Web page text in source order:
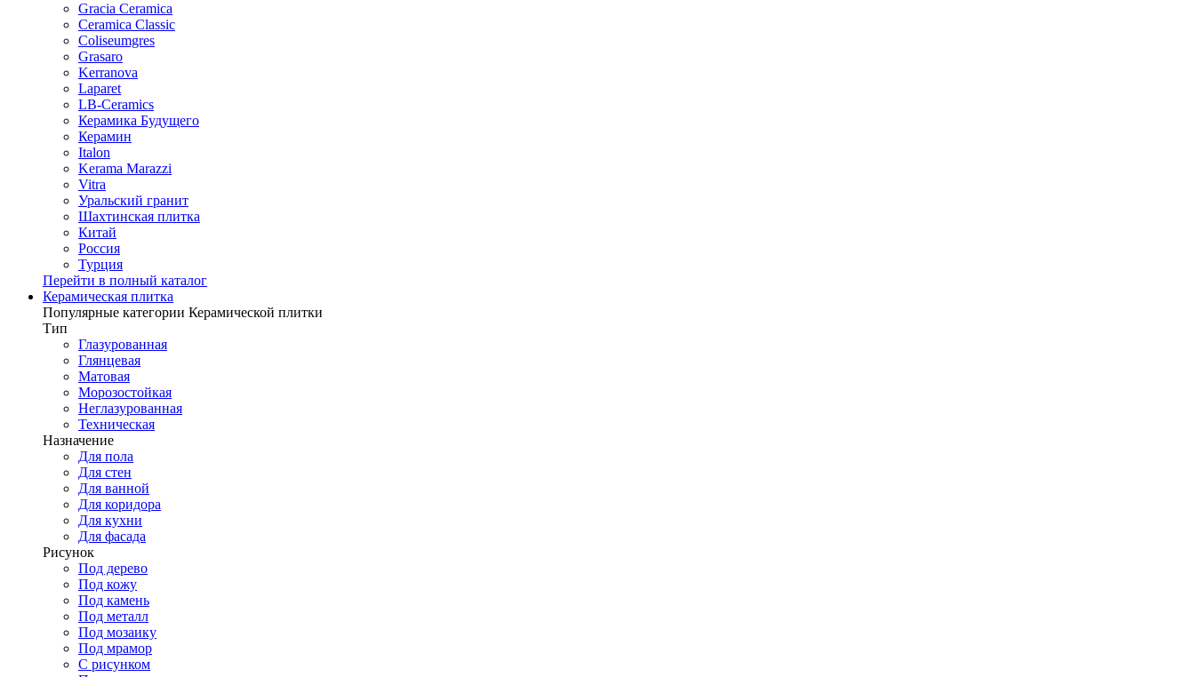
Gracia Ceramica
Ceramica Classic
Coliseumgres
Grasaro
Kerranova
Laparet
LB-Ceramics
Керамика Будущего
Керамин
Italon
Kerama Marazzi
Vitra
Уральский гранит
Шахтинская плитка
Китай
Россия
Турция
Перейти в полный каталог
Керамическая плитка
Популярные категории Керамической плитки
Тип
Глазурованная
Глянцевая
Матовая
Морозостойкая
Неглазурованная
Техническая
Назначение
Для пола
Для стен
Для ванной
Для коридора
Для кухни
Для фасада
Рисунок
Под дерево
Под кожу
Под камень
Под металл
Под мозаику
Под мрамор
С рисунком